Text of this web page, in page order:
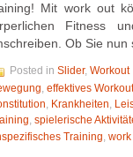
Mit work out
Fitness
Ob Sie
Posted in Slider, Workout
, effektives Workout
, Krankheiten,
, spielerische
Training,